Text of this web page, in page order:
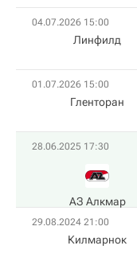
04.07.2026 15:00
Линфилд
01.07.2026 15:00
Гленторан
28.06.2025 17:30
АЗ Алкмар
29.08.2024 21:00
Килмарнок